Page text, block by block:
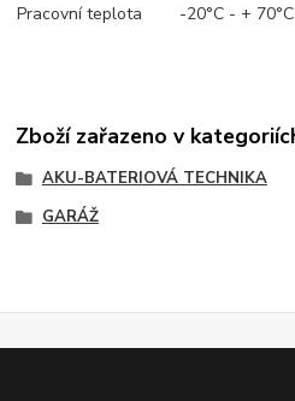
Pracovní teplota
-20°C - + 70°C
Zboží zařazeno v
AKU-BATERIOVÁ TECHNIKA
GARÁŽ